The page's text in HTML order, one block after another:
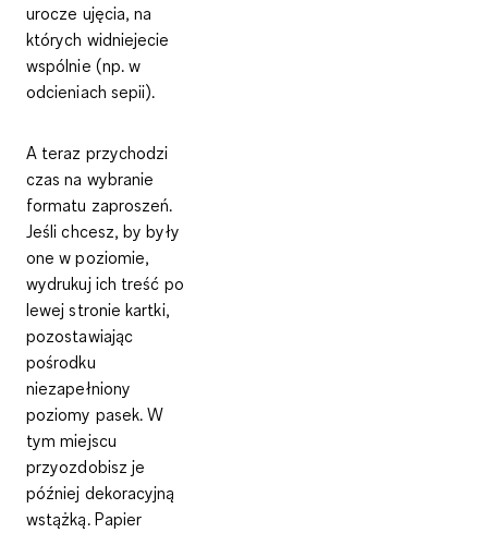
urocze ujęcia, na
których widniejecie
wspólnie (np. w
odcieniach sepii).
A teraz przychodzi
czas na wybranie
formatu zaproszeń.
Jeśli chcesz, by były
onew poziomie,
wydrukuj ich treść po
lewej stronie kartki,
pozostawiając
pośrodku
niezapełniony
poziomy pasek. W
tym miejscu
przyozdobisz je
później dekoracyjną
wstążką. Papier